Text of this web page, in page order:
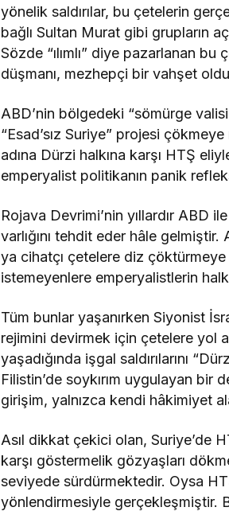
yönelik saldırılar, bu çetelerin
bağlı Sultan Murat gibi grupların
Sözde “ılımlı” diye pazarlanan
düşmanı, mezhepçi bir vahşet
ABD’nin bölgedeki “sömürge
“Esad’sız Suriye” projesi
adına Dürzi halkına karşı HTŞ
emperyalist politikanın panik
Rojava Devrimi’nin yıllardır ABD
varlığını tehdit eder hâle
ya cihatçı çetelere diz
istemeyenlere emperyalistlerin
Tüm bunlar yaşanırken Siyonist
rejimini devirmek için çetelere yol
yaşadığında işgal saldırılarını
Filistin’de soykırım uygulayan
girişim, yalnızca kendi hâkimiyet
Asıl dikkat çekici olan, Suriye’de
karşı göstermelik gözyaşları
seviyede sürdürmektedir. Oysa
yönlendirmesiyle gerçekleşmiştir.